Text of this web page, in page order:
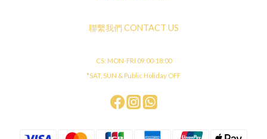
聯繫我們 CONTACT US
CS: MON-FRI 09:00-18:00
*SAT, SUN & Public Holiday OFF